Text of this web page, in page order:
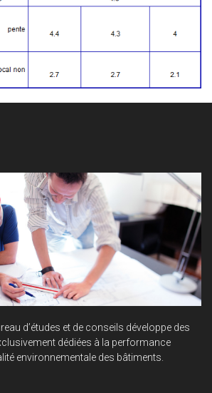
d’études et de conseils développe des
dédiées à la performance
environnementale des bâtiments.